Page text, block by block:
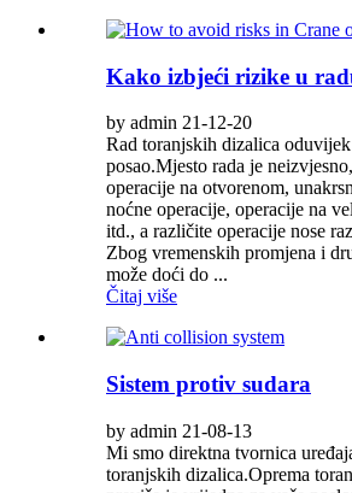
Kako izbjeći rizike u
by admin 21-12-20
Rad toranjskih dizalica
posao.Mjesto rada je
operacije na otvorenom,
noćne operacije, operacije na
itd., a različite operacije nose
Zbog vremenskih promjena i
može doći do ...
Čitaj više
Sistem protiv sudara
by admin 21-08-13
Mi smo direktna tvornica
toranjskih dizalica.Oprema